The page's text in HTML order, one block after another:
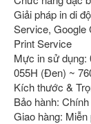
Giải pháp in di
Service,
Print Service
Mực in sử dụng:
055H (Đen) ~
Kích thước &
Bảo hành:
Giao hàng: